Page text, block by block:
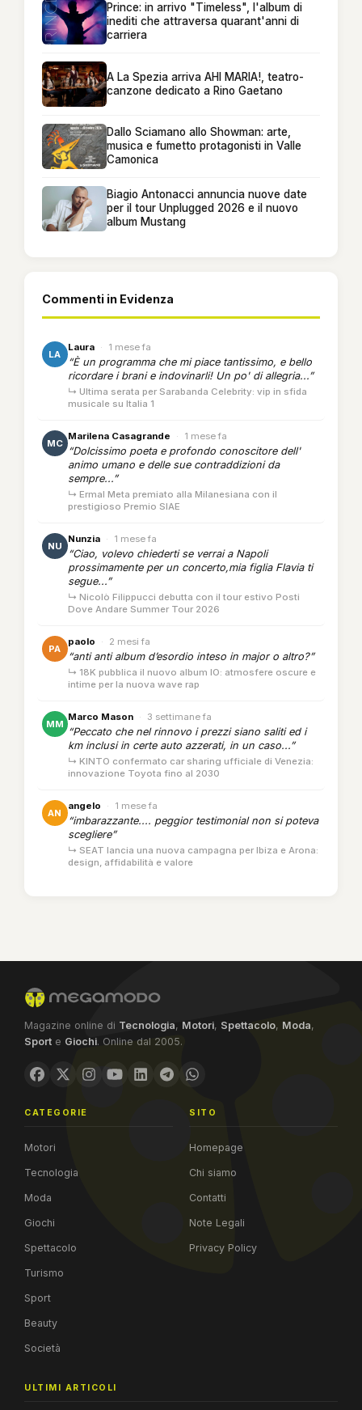
Prince: in arrivo "Timeless", l'album di
inediti che attraversa quarant'anni di
carriera
A La Spezia arriva AHI MARIA!, teatro-
canzone dedicato a Rino Gaetano
Dallo Sciamano allo Showman: arte,
musica e fumetto protagonisti in Valle
Camonica
Biagio Antonacci annuncia nuove date
per il tour Unplugged 2026 e il nuovo
album Mustang
Commenti in Evidenza
LA
Laura · 1 mese fa
“È un programma che mi piace tantissimo, e bello
ricordare i brani e indovinarli! Un po' di allegria...”
↳ Ultima serata per Sarabanda Celebrity: vip in sfida
musicale su Italia 1
MC
Marilena Casagrande · 1 mese fa
“Dolcissimo poeta e profondo conoscitore dell'
animo umano e delle sue contraddizioni da
sempre...”
↳ Ermal Meta premiato alla Milanesiana con il
prestigioso Premio SIAE
NU
Nunzia · 1 mese fa
“Ciao, volevo chiederti se verrai a Napoli
prossimamente per un concerto,mia figlia Flavia ti
segue...”
↳ Nicolò Filippucci debutta con il tour estivo Posti
Dove Andare Summer Tour 2026
PA
paolo · 2 mesi fa
“anti anti album d’esordio inteso in major o altro?”
↳ 18K pubblica il nuovo album IO: atmosfere oscure e
intime per la nuova wave rap
MM
Marco Mason · 3 settimane fa
“Peccato che nel rinnovo i prezzi siano saliti ed i
km inclusi in certe auto azzerati, in un caso...”
↳ KINTO confermato car sharing ufficiale di Venezia:
innovazione Toyota fino al 2030
AN
angelo · 1 mese fa
“imbarazzante.... peggior testimonial non si poteva
scegliere”
↳ SEAT lancia una nuova campagna per Ibiza e Arona:
design, affidabilità e valore
Magazine online di Tecnologia, Motori, Spettacolo, Moda,
Sport e Giochi. Online dal 2005.
CATEGORIE
Motori
Tecnologia
Moda
Giochi
Spettacolo
Turismo
Sport
Beauty
Società
SITO
Homepage
Chi siamo
Contatti
Note Legali
Privacy Policy
ULTIMI ARTICOLI